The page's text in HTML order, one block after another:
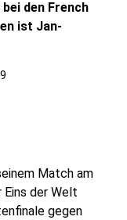
den French
ist Jan-
Match am
der Welt
gegen